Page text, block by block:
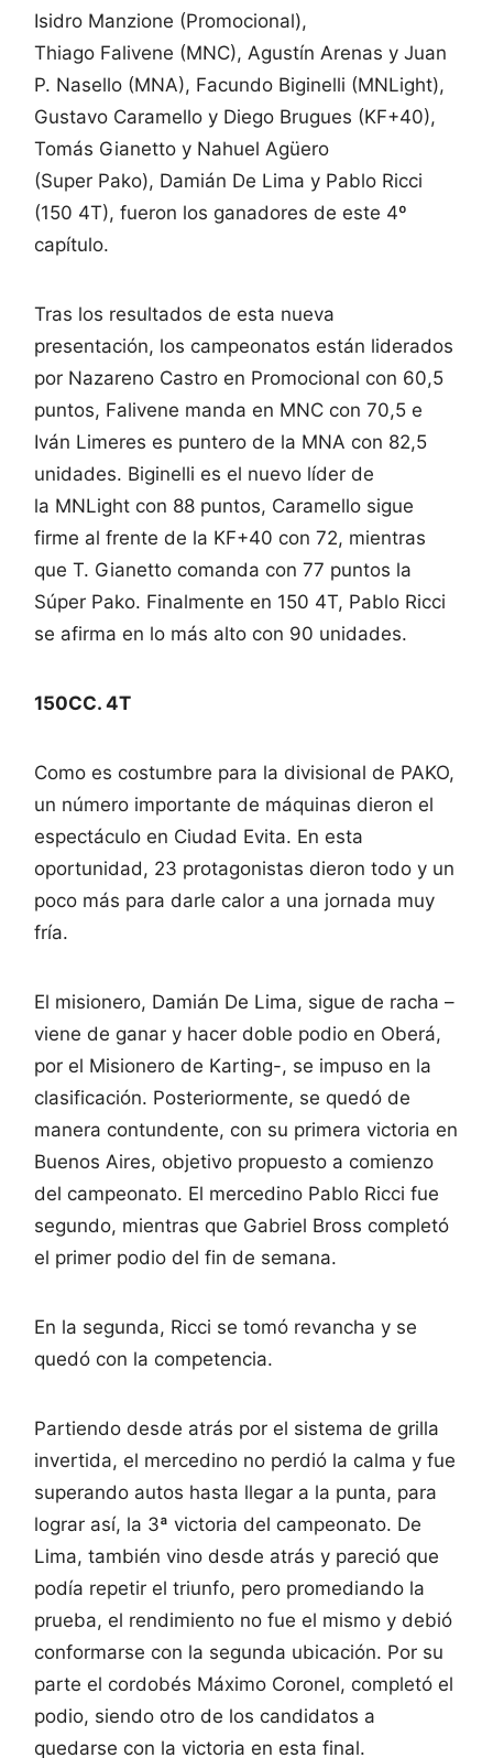
Isidro Manzione (Promocional),
Thiago Falivene (MNC), Agustín Arenas y Juan
P. Nasello (MNA), Facundo Biginelli (MNLight),
Gustavo Caramello y Diego Brugues (KF+40),
Tomás Gianetto y Nahuel Agüero
(Super Pako), Damián De Lima y Pablo Ricci
(150 4T), fueron los ganadores de este 4º
capítulo.
Tras los resultados de esta nueva
presentación, los campeonatos están liderados
por Nazareno Castro en Promocional con 60,5
puntos, Falivene manda en MNC con 70,5 e
Iván Limeres es puntero de la MNA con 82,5
unidades. Biginelli es el nuevo líder de
la MNLight con 88 puntos, Caramello sigue
firme al frente de la KF+40 con 72, mientras
que T. Gianetto comanda con 77 puntos la
Súper Pako. Finalmente en 150 4T, Pablo Ricci
se afirma en lo más alto con 90 unidades.
150CC. 4T
Como es costumbre para la divisional de PAKO,
un número importante de máquinas dieron el
espectáculo en Ciudad Evita. En esta
oportunidad, 23 protagonistas dieron todo y un
poco más para darle calor a una jornada muy
fría.
El misionero, Damián De Lima, sigue de racha –
viene de ganar y hacer doble podio en Oberá,
por el Misionero de Karting-, se impuso en la
clasificación. Posteriormente, se quedó de
manera contundente, con su primera victoria en
Buenos Aires, objetivo propuesto a comienzo
del campeonato. El mercedino Pablo Ricci fue
segundo, mientras que Gabriel Bross completó
el primer podio del fin de semana.
En la segunda, Ricci se tomó revancha y se
quedó con la competencia.
Partiendo desde atrás por el sistema de grilla
invertida, el mercedino no perdió la calma y fue
superando autos hasta llegar a la punta, para
lograr así, la 3ª victoria del campeonato. De
Lima, también vino desde atrás y pareció que
podía repetir el triunfo, pero promediando la
prueba, el rendimiento no fue el mismo y debió
conformarse con la segunda ubicación. Por su
parte el cordobés Máximo Coronel, completó el
podio, siendo otro de los candidatos a
quedarse con la victoria en esta final.